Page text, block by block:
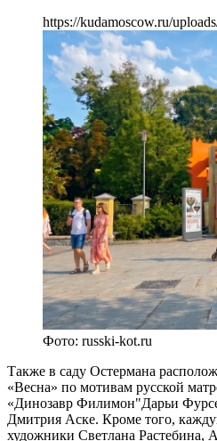
https://kudamoscow.ru/
Фото: russki-kot.ru
Также в саду Остермана
«Весна» по мотивам русской
«Динозавр Филимон"Дарьи
Дмитрия Аске. Кроме того,
художники Светлана Растебина,